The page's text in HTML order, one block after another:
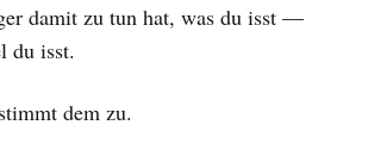
damit zu tun hat, was du isst —
du isst.
dem zu.